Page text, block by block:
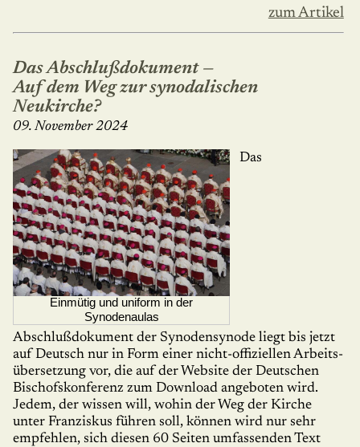
zum Artikel
Das Abschlußdokument —
Auf dem Weg zur synodalischen
Neukirche?
09. November 2024
Einmütig und uniform in der
Synodenaulas
Das
Abschlußdokument der Synoden­synode liegt bis jetzt
auf Deutsch nur in Form einer nicht-offiziellen Arbeits­
über­setzung vor, die auf der Website der Deutschen
Bischofskonferenz zum Download angeboten wird.
Jedem, der wissen will, wohin der Weg der Kirche
unter Franziskus führen soll, können wird nur sehr
empfehlen, sich diesen 60 Seiten umfassenden Text